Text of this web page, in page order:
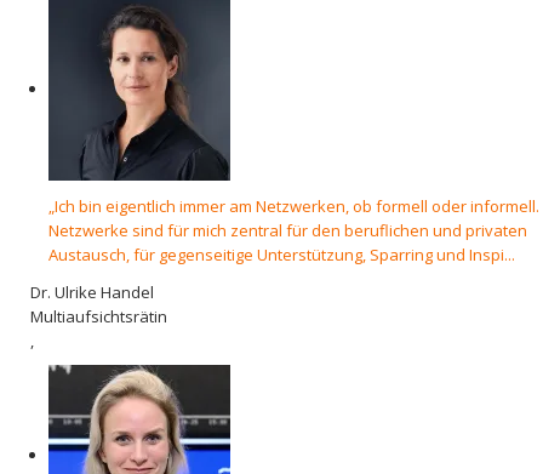
„Ich bin eigentlich immer am Netzwerken, ob formell oder informell.
Netzwerke sind für mich zentral für den beruflichen und privaten
Austausch, für gegenseitige Unterstützung, Sparring und Inspi...
Dr. Ulrike Handel
Multiaufsichtsrätin
,